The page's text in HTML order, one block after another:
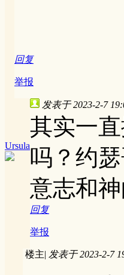
回复
举报
Ursula
发表于 2023-2-7
其实一
吗？约
意志和
回复
举报
楼主| 发表于 2023-2-7